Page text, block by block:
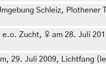
Schleiz, Plothener
Zucht, ♀ am 28. Juli
29. Juli 2009, Lichtfang